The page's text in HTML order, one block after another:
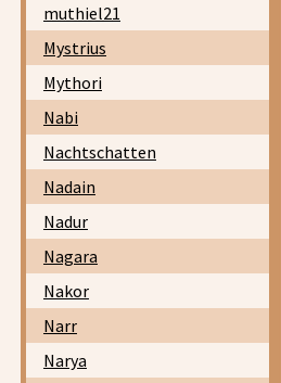
muthiel21
Mystrius
Mythori
Nabi
Nachtschatten
Nadain
Nadur
Nagara
Nakor
Narr
Narya